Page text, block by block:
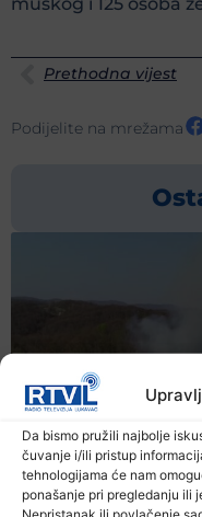
Da bismo pružili najbolje
čuvanje i/ili pristup
tehnologijama će nam
ponašanje pri pregledanju ili
Nepristanak ili povlačenje
Prethodna vijest
Podijelite na mrežama